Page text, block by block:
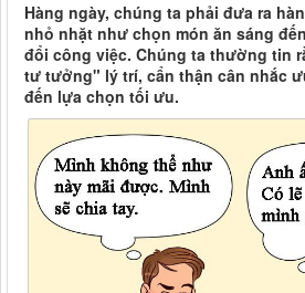
Hàng ngày, chúng ta phải đưa ra
nhỏ nhặt như chọn món ăn sáng
đổi công việc. Chúng ta thường tin
tư tưởng" lý trí, cẩn thận cân nhắc
đến lựa chọn tối ưu.